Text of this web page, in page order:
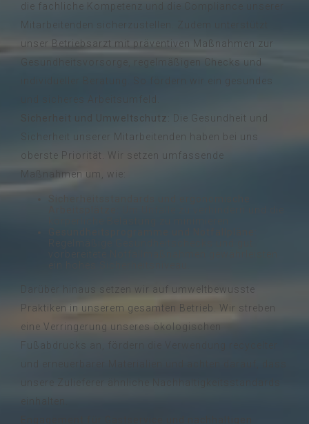
die fachliche Kompetenz und die Compliance unserer
Mitarbeitenden sicherzustellen. Zudem unterstützt
unser Betriebsarzt mit präventiven Maßnahmen zur
Gesundheitsvorsorge, regelmäßigen Checks und
individueller Beratung. So fördern wir ein gesundes
Sicherheit und Umweltschutz:
Die Gesundheit und
Sicherheit unserer Mitarbeitenden haben bei uns
oberste Priorität. Wir setzen umfassende
Maßnahmen um, wie:
Darüber hinaus setzen wir auf umweltbewusste
Praktiken in unserem gesamten Betrieb. Wir streben
eine Verringerung unseres ökologischen
Fußabdrucks an, fördern die Verwendung recycelter
unsere Zulieferer ähnliche Nachhaltigkeitsstandards